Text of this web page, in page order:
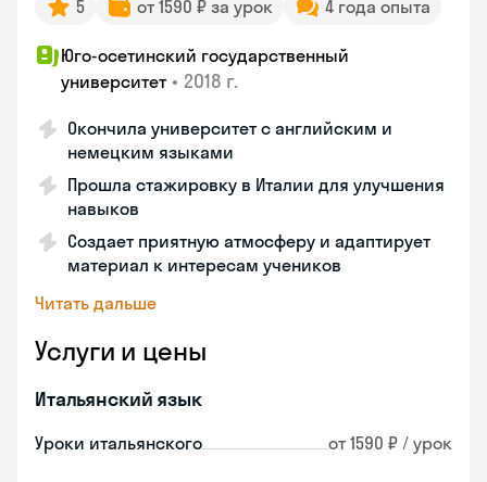
5 от 1590 ₽ за урок 4 года опыта
Юго-осетинский государственный
университет • 2018 г.
Окончила университет с английским и
немецким языками
Прошла стажировку в Италии для улучшения
навыков
Создает приятную атмосферу и адаптирует
материал к интересам учеников
Читать дальше
Услуги и цены
Итальянский язык
Уроки итальянского от 1590 ₽ / урок